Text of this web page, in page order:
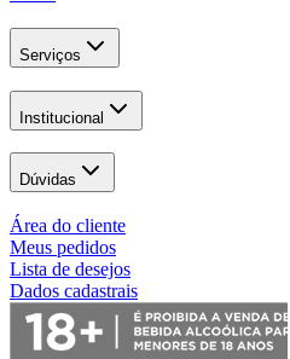
Serviços
Institucional
Dúvidas
Área do cliente
Meus pedidos
Lista de desejos
Dados cadastrais